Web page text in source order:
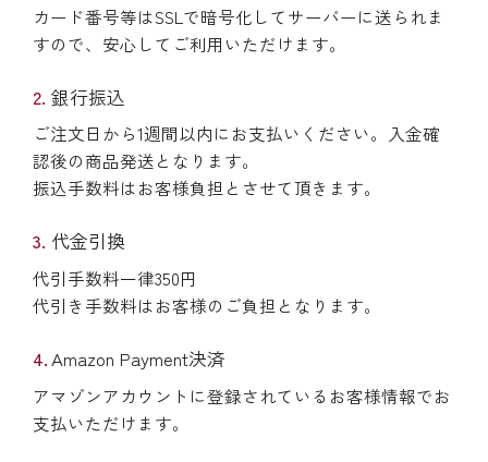
カード番号等はSSLで暗号化してサーバーに送られま
すので、安心してご利用いただけます。
銀行振込
ご注文日から1週間以内にお支払いください。入金確
認後の商品発送となります。
振込手数料はお客様負担とさせて頂きます。
代金引換
代引手数料一律350円
代引き手数料はお客様のご負担となります。
Amazon Payment決済
アマゾンアカウントに登録されているお客様情報でお
支払いただけます。